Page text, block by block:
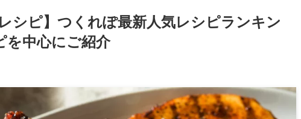
シピ】つくれぽ最新人気レシピランキン
を中心にご紹介